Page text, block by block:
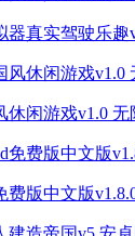
器真实驾驶乐趣
休闲游戏v1.0 无
费版中文版